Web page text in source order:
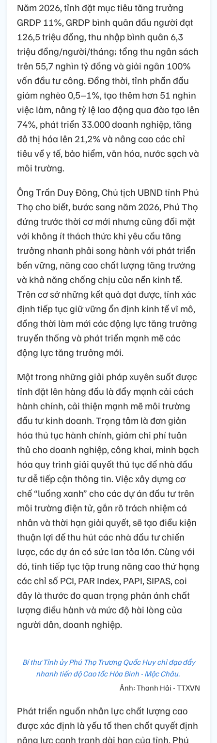
Năm 2026, tỉnh đặt mục tiêu tăng trưởng
GRDP 11%, GRDP bình quân đầu người đạt
126,5 triệu đồng, thu nhập bình quân 6,3
triệu đồng/người/tháng; tổng thu ngân sách
trên 55,7 nghìn tỷ đồng và giải ngân 100%
vốn đầu tư công. Đồng thời, tỉnh phấn đấu
giảm nghèo 0,5–1%, tạo thêm hơn 51 nghìn
việc làm, nâng tỷ lệ lao động qua đào tạo lên
74%, phát triển 33.000 doanh nghiệp, tăng
đô thị hóa lên 21,2% và nâng cao các chỉ
tiêu về y tế, bảo hiểm, văn hóa, nước sạch và
môi trường.
Ông Trần Duy Đông, Chủ tịch UBND tỉnh Phú
Thọ cho biết, bước sang năm 2026, Phú Thọ
đứng trước thời cơ mới nhưng cũng đối mặt
với không ít thách thức khi yêu cầu tăng
trưởng nhanh phải song hành với phát triển
bền vững, nâng cao chất lượng tăng trưởng
và khả năng chống chịu của nền kinh tế.
Trên cơ sở những kết quả đạt được, tỉnh xác
định tiếp tục giữ vững ổn định kinh tế vĩ mô,
đồng thời làm mới các động lực tăng trưởng
truyền thống và phát triển mạnh mẽ các
động lực tăng trưởng mới.
Một trong những giải pháp xuyên suốt được
tỉnh đặt lên hàng đầu là đẩy mạnh cải cách
hành chính, cải thiện mạnh mẽ môi trường
đầu tư kinh doanh. Trọng tâm là đơn giản
hóa thủ tục hành chính, giảm chi phí tuân
thủ cho doanh nghiệp, công khai, minh bạch
hóa quy trình giải quyết thủ tục để nhà đầu
tư dễ tiếp cận thông tin. Việc xây dựng cơ
chế “luồng xanh” cho các dự án đầu tư trên
môi trường điện tử, gắn rõ trách nhiệm cá
nhân và thời hạn giải quyết, sẽ tạo điều kiện
thuận lợi để thu hút các nhà đầu tư chiến
lược, các dự án có sức lan tỏa lớn. Cùng với
đó, tỉnh tiếp tục tập trung nâng cao thứ hạng
các chỉ số PCI, PAR Index, PAPI, SIPAS, coi
đây là thước đo quan trọng phản ánh chất
lượng điều hành và mức độ hài lòng của
người dân, doanh nghiệp.
Bí thư Tỉnh ủy Phú Thọ Trương Quốc Huy chỉ đạo đẩy
nhanh tiến độ Cao tốc Hòa Bình - Mộc Châu.
Ảnh: Thanh Hải - TTXVN
Phát triển nguồn nhân lực chất lượng cao
được xác định là yếu tố then chốt quyết định
năng lực cạnh tranh dài hạn của tỉnh. Phú